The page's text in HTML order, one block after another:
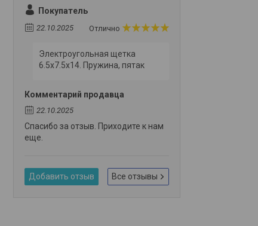
Покупатель
22.10.2025 Отлично
Электроугольная щетка
6.5х7.5х14. Пружина, пятак
Комментарий продавца
22.10.2025
Спасибо за отзыв. Приходите к нам
еще.
Добавить отзыв Все отзывы